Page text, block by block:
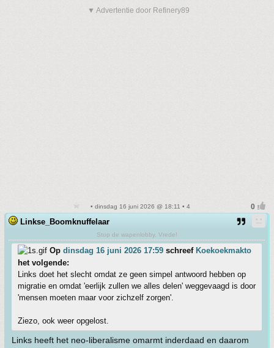
▼ Advertentie door Refinery89
• dinsdag 16 juni 2026 @ 18:11 • 4
Linkse_Boomknuffelaar
Stop de wapenlobby. Vrede!
Op dinsdag 16 juni 2026 17:59 schreef Koekoekmakto
het volgende:
Links doet het slecht omdat ze geen simpel antwoord hebben op
migratie en omdat 'eerlijk zullen we alles delen' weggevaagd is door
'mensen moeten maar voor zichzelf zorgen'.
Ziezo, ook weer opgelost.
Links heeft het neo-liberalisme omarmt inderdaad en daarom